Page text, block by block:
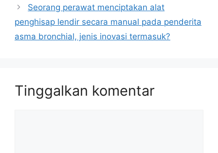
Seorang perawat menciptakan alat
penghisap lendir secara manual pada penderita
asma bronchial, jenis inovasi termasuk?
Tinggalkan komentar